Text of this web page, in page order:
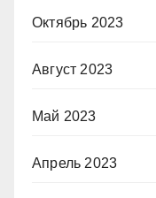
Октябрь 2023
Август 2023
Май 2023
Апрель 2023